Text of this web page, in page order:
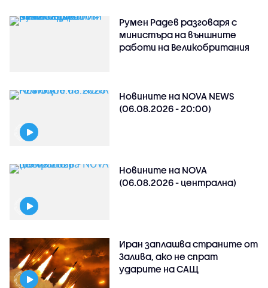
Румен Радев разговаря с
министъра на външните
работи на Великобритания
Новините на NOVA NEWS
(06.08.2026 - 20:00)
Новините на NOVA
(06.08.2026 - централна)
Иран заплашва страните от
Залива, ако не спрат
ударите на САЩ